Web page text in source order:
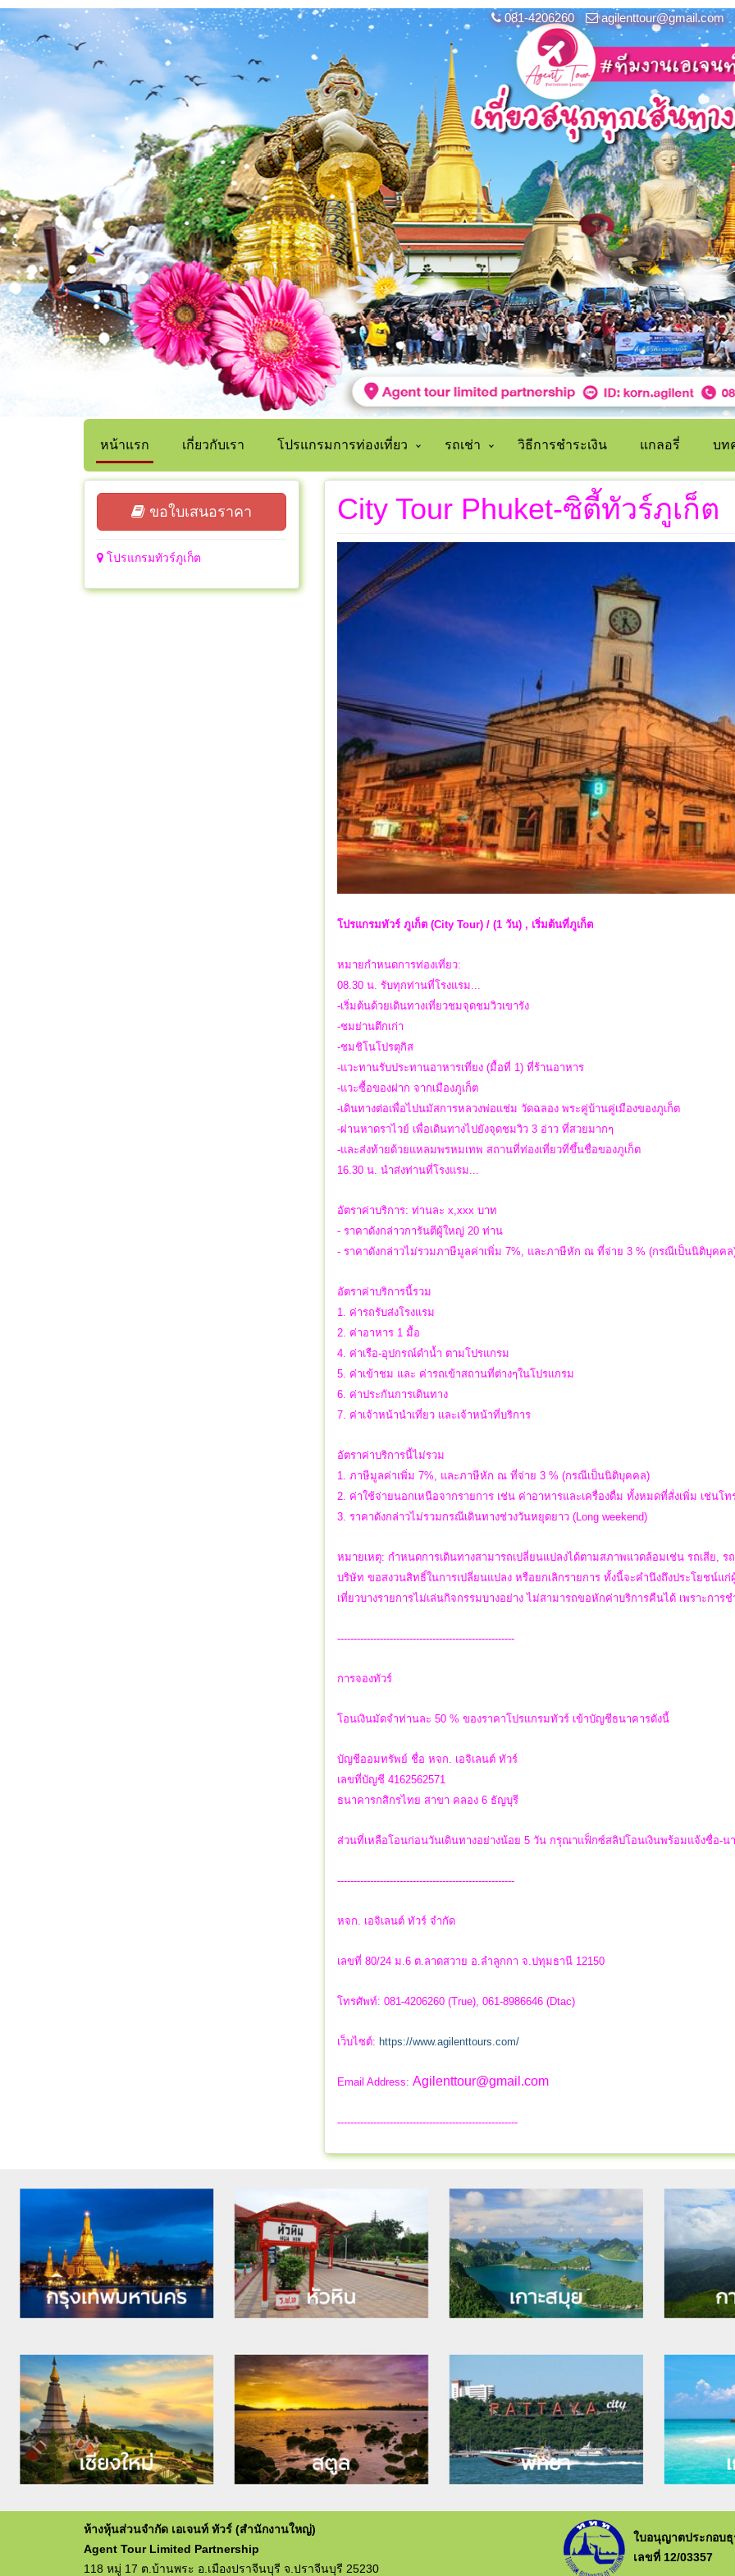
081-4206260 agilenttour@gmail.com
หน้าแรก เกี่ยวกับเรา โปรแกรมการท่องเที่ยว รถเช่า วิธีการชำระเงิน แกลอรี่ บท
ขอใบเสนอราคา
โปรแกรมทัวร์ภูเก็ต
City Tour Phuket-ซิตี้ทัวร์ภูเก็ต
โปรแกรมทัวร์ ภูเก็ต (City Tour) / (1 วัน) , เริ่มต้นที่ภูเก็ต
หมายกำหนดการท่องเที่ยว:
08.30 น. รับทุกท่านที่โรงแรม...
-เริ่มต้นด้วยเดินทางเที่ยวชมจุดชมวิวเขารัง
-ชมย่านตึกเก่า
-ชมชิโนโปรตุกิส
-แวะทานรับประทานอาหารเที่ยง (มื้อที่ 1) ที่ร้านอาหาร
-แวะซื้อของฝาก จากเมืองภูเก็ต
-เดินทางต่อเพื่อไปนมัสการหลวงพ่อแช่ม วัดฉลอง พระคู่บ้านคู่เมืองของภูเก็ต
-ผ่านหาดราไวย์ เพื่อเดินทางไปยังจุดชมวิว 3 อ่าว ที่สวยมากๆ
-และส่งท้ายด้วยแหลมพรหมเทพ สถานที่ท่องเที่ยวที่ขึ้นชื่อของภูเก็ต
16.30 น. นำส่งท่านที่โรงแรม...
อัตราค่าบริการ: ท่านละ x,xxx บาท
- ราคาดังกล่าวการันตีผู้ใหญ่ 20 ท่าน
- ราคาดังกล่าวไม่รวมภาษีมูลค่าเพิ่ม 7%, และภาษีหัก ณ ที่จ่าย 3 % (กรณีเป็นนิติบุคค
อัตราค่าบริการนี้รวม
1. ค่ารถรับส่งโรงแรม
2. ค่าอาหาร 1 มื้อ
4. ค่าเรือ-อุปกรณ์ดำน้ำ ตามโปรแกรม
5. ค่าเข้าชม และ ค่ารถเข้าสถานที่ต่างๆในโปรแกรม
6. ค่าประกันการเดินทาง
7. ค่าเจ้าหน้านำเที่ยว และเจ้าหน้าที่บริการ
อัตราค่าบริการนี้ไม่รวม
1. ภาษีมูลค่าเพิ่ม 7%, และภาษีหัก ณ ที่จ่าย 3 % (กรณีเป็นนิติบุคคล)
2. ค่าใช้จ่ายนอกเหนือจากรายการ เช่น ค่าอาหารและเครื่องดื่ม ทั้งหมดที่สั่งเพิ่ม เช่น
3. ราคาดังกล่าวไม่รวมกรณีเดินทางช่วงวันหยุดยาว (Long weekend)
หมายเหตุ: กำหนดการเดินทางสามารถเปลี่ยนแปลงได้ตามสภาพแวดล้อมเช่น รถเสีย,
บริษัท ขอสงวนสิทธิ์ในการเปลี่ยนแปลง หรือยกเลิกรายการ ทั้งนี้จะคำนึงถึงประโยชน์แ
เที่ยวบางรายการไม่เล่นกิจกรรมบางอย่าง ไม่สามารถขอหักค่าบริการคืนได้ เพราะกา
------------------------------------------------------
การจองทัวร์
โอนเงินมัดจำท่านละ 50 % ของราคาโปรแกรมทัวร์ เข้าบัญชีธนาคารดังนี้
บัญชีออมทรัพย์ ชื่อ หจก. เอจิเลนต์ ทัวร์
เลขที่บัญชี 4162562571
ธนาคารกสิกรไทย สาขา คลอง 6 ธัญบุรี
ส่วนที่เหลือโอนก่อนวันเดินทางอย่างน้อย 5 วัน กรุณาแฟ็กซ์สลิปโอนเงินพร้อมแจ้งชื่อ-
------------------------------------------------------
หจก. เอจิเลนต์ ทัวร์ จำกัด
เลขที่ 80/24 ม.6 ต.ลาดสวาย อ.ลำลูกกา จ.ปทุมธานี 12150
โทรศัพท์: 081-4206260 (True), 061-8986646 (Dtac)
เว็บไซต์: https://www.agilenttours.com/
Email Address: Agilenttour@gmail.com
-------------------------------------------------------
ห้างหุ้นส่วนจำกัด เอเจนท์ ทัวร์ (สำนักงานใหญ่)
Agent Tour Limited Partnership
118 หมู่ 17 ต.บ้านพระ อ.เมืองปราจีนบุรี จ.ปราจีนบุรี 25230
ใบอนุญาตประกอบธุ
เลขที่ 12/03357